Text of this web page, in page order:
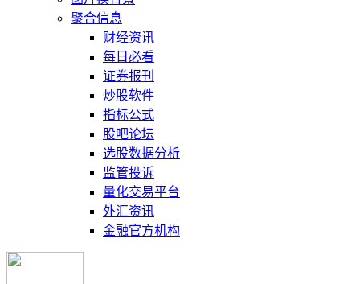
聚合信息
财经资讯
每日必看
证券报刊
炒股软件
指标公式
股吧论坛
选股数据分析
监管投诉
量化交易平台
外汇资讯
金融官方机构